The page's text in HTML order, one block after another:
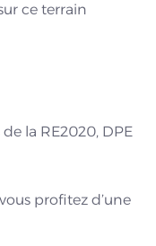
ce terrain
la RE2020, DPE
profitez d’une